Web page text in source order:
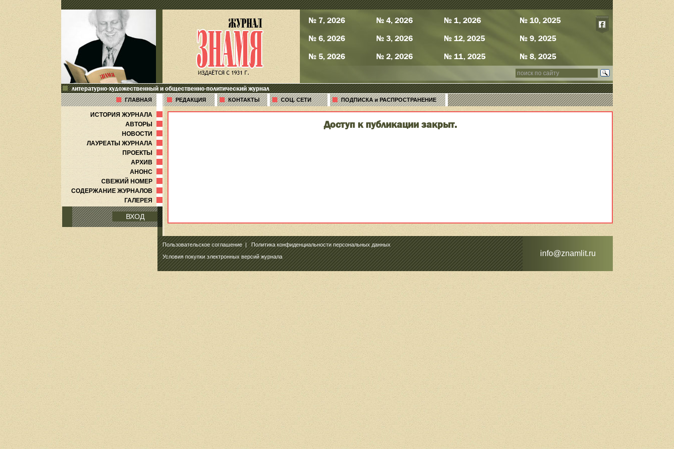
№ 7, 2026
№ 6, 2026
№ 5, 2026
№ 4, 2026
№ 3, 2026
№ 2, 2026
№ 1, 2026
№ 12, 2025
№ 11, 2025
№ 10, 2025
№ 9, 2025
№ 8, 2025
литературно-художественный и общественно-политический журнал
ГЛАВНАЯ РЕДАКЦИЯ КОНТАКТЫ СОЦ. СЕТИ ПОДПИСКА и РАСПРОСТРАНЕНИЕ
ИСТОРИЯ ЖУРНАЛА
АВТОРЫ
НОВОСТИ
ЛАУРЕАТЫ ЖУРНАЛА
ПРОЕКТЫ
АРХИВ
АНОНС
СВЕЖИЙ НОМЕР
СОДЕРЖАНИЕ ЖУРНАЛОВ
ГАЛЕРЕЯ
ВХОД
Доступ к публикации закрыт.
Пользовательское соглашение|Политика конфиденциальности персональных данных
Условия покупки электронных версий журнала
info@znamlit.ru